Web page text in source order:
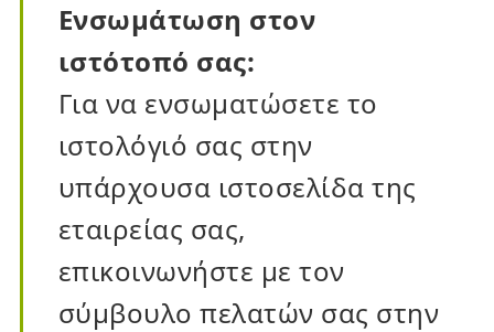
Ενσωμάτωση στον
ιστότοπό σας:
Για να ενσωματώσετε το
ιστολόγιό σας στην
υπάρχουσα ιστοσελίδα της
εταιρείας σας,
επικοινωνήστε με τον
σύμβουλο πελατών σας στην